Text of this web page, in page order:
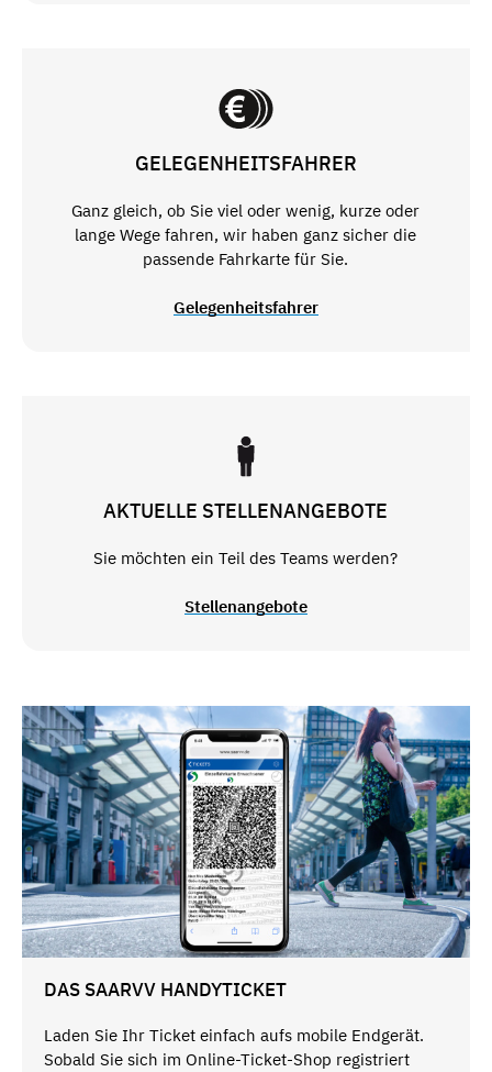
GELEGENHEITSFAHRER
Ganz gleich, ob Sie viel oder wenig, kurze oder
lange Wege fahren, wir haben ganz sicher die
passende Fahrkarte für Sie.
Gelegenheitsfahrer
AKTUELLE STELLENANGEBOTE
Sie möchten ein Teil des Teams werden?
Stellenangebote
DAS SAARVV HANDYTICKET
Laden Sie Ihr Ticket einfach aufs mobile Endgerät.
Sobald Sie sich im Online-Ticket-Shop registriert